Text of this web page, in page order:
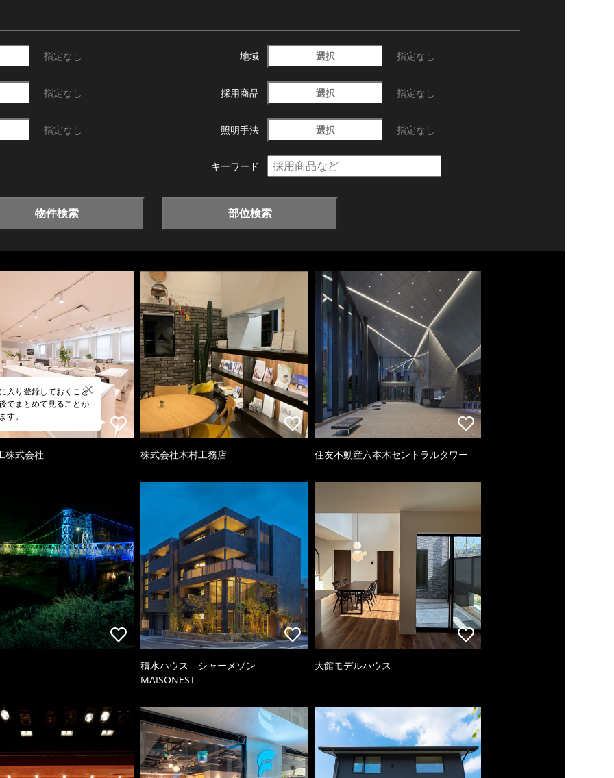
指定なし 地域 選択 指定なし
指定なし 採用商品 選択 指定なし
指定なし 照明手法 選択 指定なし
キーワード
物件検索 部位検索
入り登録しておくこと
でまとめて見ることが
す。
株式会社 株式会社木村工務店 住友不動産六本木セントラルタワー
積水ハウス シャーメゾン
MAISONEST
大館モデルハウス